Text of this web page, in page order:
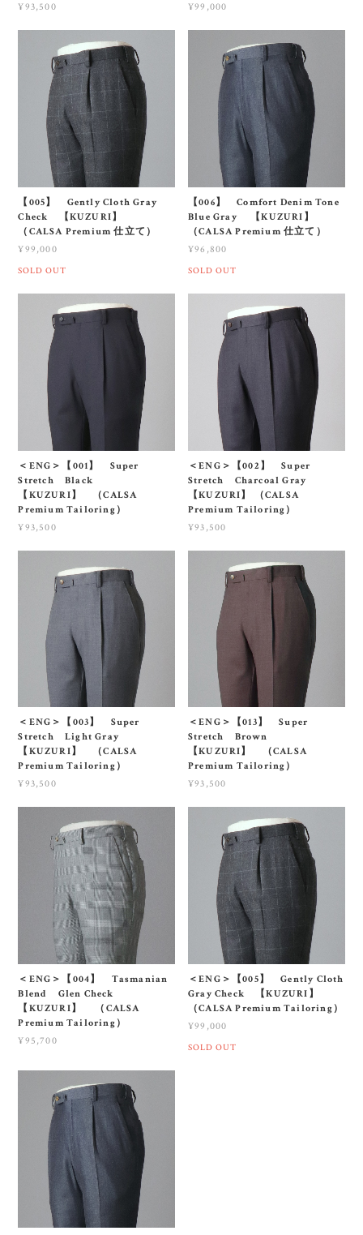
¥93,500
¥99,000
【005】 Gently Cloth Gray
Check 【KUZURI】
（CALSA Premium 仕立て）
¥99,000
SOLD OUT
【006】 Comfort Denim Tone
Blue Gray 【KUZURI】
（CALSA Premium 仕立て）
¥96,800
SOLD OUT
＜ENG＞【001】 Super
Stretch Black
【KUZURI】 （CALSA
Premium Tailoring）
¥93,500
＜ENG＞【002】 Super
Stretch Charcoal Gray
【KUZURI】 （CALSA
Premium Tailoring）
¥93,500
＜ENG＞【003】 Super
Stretch Light Gray
【KUZURI】 （CALSA
Premium Tailoring）
¥93,500
＜ENG＞【013】 Super
Stretch Brown
【KUZURI】 （CALSA
Premium Tailoring）
¥93,500
＜ENG＞【004】 Tasmanian
Blend Glen Check
【KUZURI】 （CALSA
Premium Tailoring）
¥95,700
＜ENG＞【005】 Gently Cloth
Gray Check 【KUZURI】
（CALSA Premium Tailoring）
¥99,000
SOLD OUT